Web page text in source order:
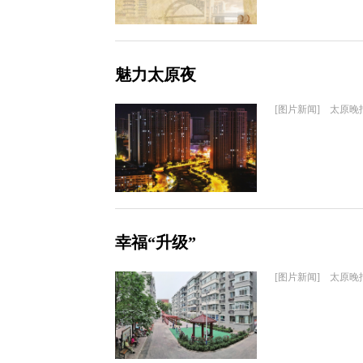
魅力太原夜
[图片新闻] 太原晚
幸福“升级”
[图片新闻] 太原晚